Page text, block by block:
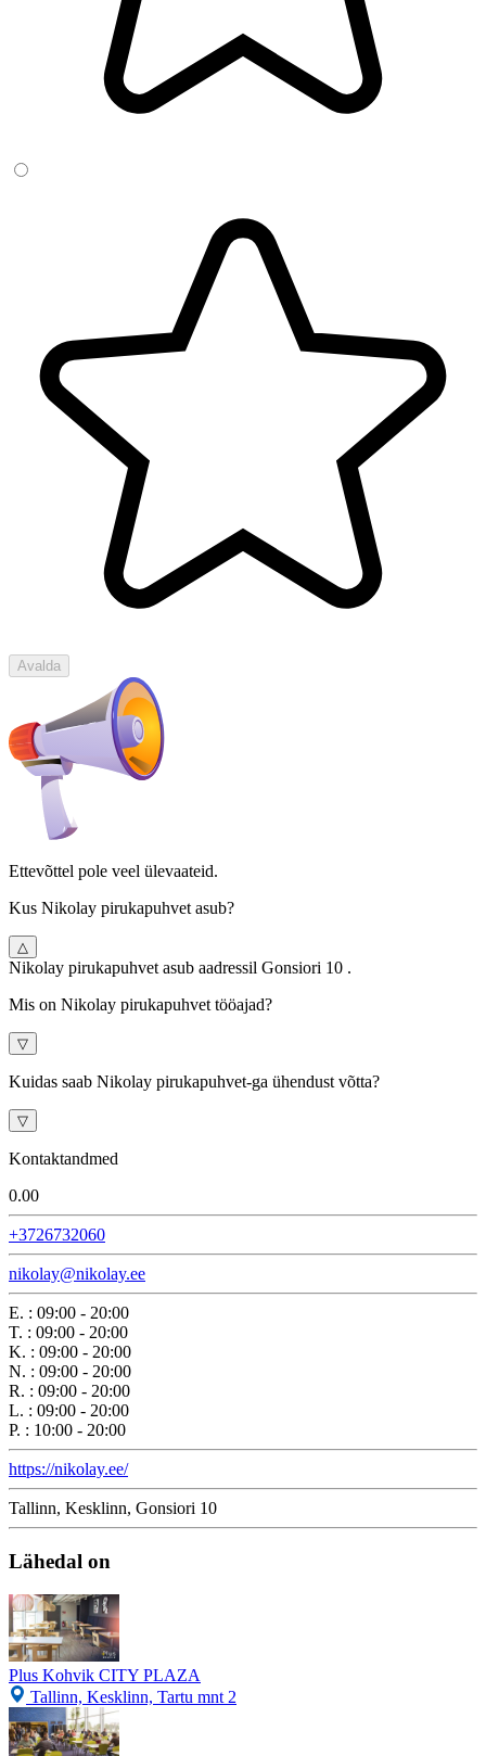
Avalda
Ettevõttel pole veel ülevaateid.
Kus Nikolay pirukapuhvet asub?
△
Nikolay pirukapuhvet asub aadressil Gonsiori 10 .
Mis on Nikolay pirukapuhvet tööajad?
▽
Kuidas saab Nikolay pirukapuhvet-ga ühendust võtta?
▽
Kontaktandmed
0.00
+3726732060
nikolay@nikolay.ee
E. : 09:00 - 20:00
T. : 09:00 - 20:00
K. : 09:00 - 20:00
N. : 09:00 - 20:00
R. : 09:00 - 20:00
L. : 09:00 - 20:00
P. : 10:00 - 20:00
https://nikolay.ee/
Tallinn, Kesklinn, Gonsiori 10
Lähedal on
Plus Kohvik CITY PLAZA
Tallinn, Kesklinn, Tartu mnt 2